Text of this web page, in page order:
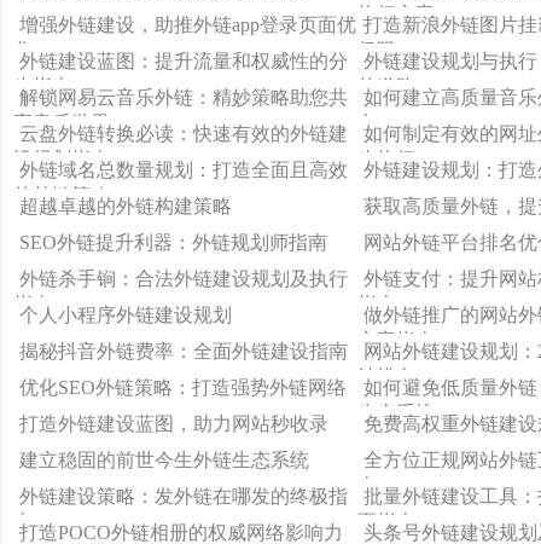
执行方案
增强外链建设，助推外链app登录页面优
化
打造新浪外链图片
极限
外链建设蓝图：提升流量和权威性的分
步指南
外链建设规划与执
的道路
解锁网易云音乐外链：精妙策略助您共
享音乐世界
如何建立高质量音
名
云盘外链转换必读：快速有效的外链建
设规划指南
如何制定有效的网
步执行
外链域名总数量规划：打造全面且高效
的外链策略
外链建设规划：打
超越卓越的外链构建策略
获取高质量外链，
SEO外链提升利器：外链规划师指南
网站外链平台排名
外链杀手锏：合法外链建设规划及执行
指南
外链支付：提升网
指南
个人小程序外链建设规划
做外链推广的网站
方案指南
揭秘抖音外链费率：全面外链建设指南
网站外链建设规划
站排名
优化SEO外链策略：打造强势外链网络
如何避免低质量外
生态系统
打造外链建设蓝图，助力网站秒收录
免费高权重外链建
建立稳固的前世今生外链生态系统
全方位正规网站外
南
外链建设策略：发外链在哪发的终极指
南
批量外链建设工具
面指南
打造POCO外链相册的权威网络影响力
头条号外链建设规